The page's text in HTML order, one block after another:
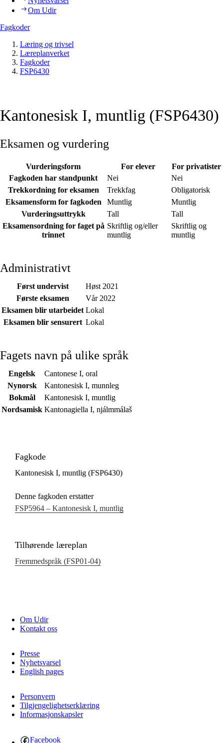
Om Udir
Fagkoder
Læring og trivsel
Læreplanverket
Fagkoder
FSP6430
Kantonesisk I, muntlig (FSP6430)
Eksamen og vurdering
Vurderingsform For elever
For privatister
Fagkoden har standpunkt
Nei
Nei
Trekkordning for eksamen
Trekkfag
Obligatorisk
Eksamensform for fagkoden
Muntlig
Muntlig
Vurderingsuttrykk
Tall
Tall
Eksamensordning for faget på
trinnet
Skriftlig og/eller
muntlig
Skriftlig og
muntlig
Administrativt
Først undervist
Høst 2021
Første eksamen
Vår 2022
Eksamen blir utarbeidet Lokal
Eksamen blir sensurert Lokal
Fagets navn på ulike språk
Engelsk
Cantonese I, oral
Nynorsk
Kantonesisk I, munnleg
Bokmål
Kantonesisk I, muntlig
Nordsamisk Kantonagiella I, njálmmálaš
Fagkode
Kantonesisk I, muntlig (FSP6430)
Denne fagkoden erstatter
FSP5964 – Kantonesisk I, muntlig
Tilhørende læreplan
Fremmedspråk (FSP01‑04)
Om Udir
Kontakt oss
Presse
Nyhetsvarsel
English pages
Personvern
Tilgjengelighetserklæring
Informasjonskapsler
Facebook